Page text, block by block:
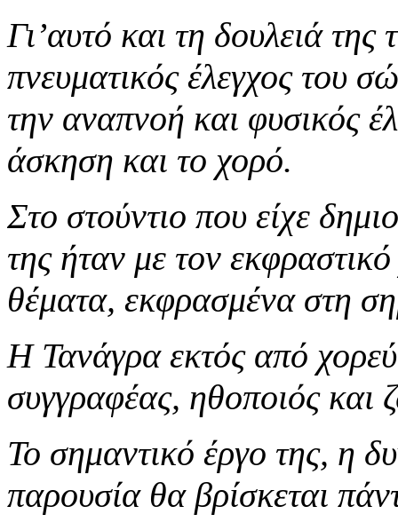
Γι’αυτό και τη δουλειά
πνευματικός έλεγχος του
την αναπνοή και φυσικός
άσκηση και το χορό.
Στο στούντιο που είχε
της ήταν με τον
θέματα, εκφρασμένα στη
H Τανάγρα εκτός από
συγγραφέας, ηθοποιός και
Το σημαντικό έργο της, η
παρουσία θα βρίσκεται